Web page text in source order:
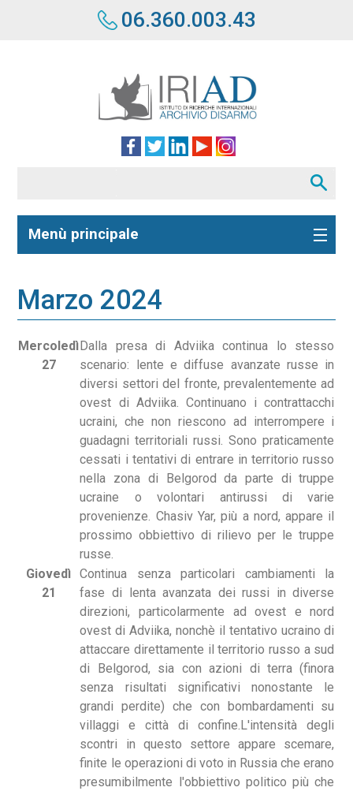
06.360.003.43
Menù principale
Marzo 2024
Mercoledì
27
Dalla presa di Adviika continua lo stesso
scenario: lente e diffuse avanzate russe in
diversi settori del fronte, prevalentemente ad
ovest di Adviika. Continuano i contrattacchi
ucraini, che non riescono ad interrompere i
guadagni territoriali russi. Sono praticamente
cessati i tentativi di entrare in territorio russo
nella zona di Belgorod da parte di truppe
ucraine o volontari antirussi di varie
provenienze. Chasiv Yar, più a nord, appare il
prossimo obbiettivo di rilievo per le truppe
russe.
Giovedì
21
Continua senza particolari cambiamenti la
fase di lenta avanzata dei russi in diverse
direzioni, particolarmente ad ovest e nord
ovest di Adviika, nonchè il tentativo ucraino di
attaccare direttamente il territorio russo a sud
di Belgorod, sia con azioni di terra (finora
senza risultati significativi nonostante le
grandi perdite) che con bombardamenti su
villaggi e città di confine.L'intensità degli
scontri in questo settore appare scemare,
finite le operazioni di voto in Russia che erano
presumibilmente l'obbiettivo politico più che